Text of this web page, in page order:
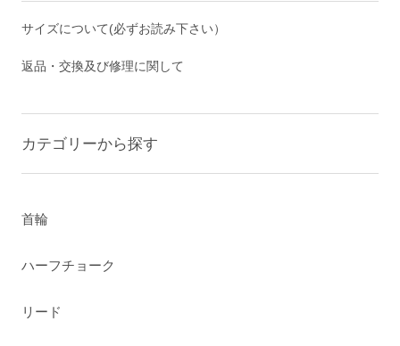
サイズについて(必ずお読み下さい）
返品・交換及び修理に関して
カテゴリーから探す
首輪
ハーフチョーク
リード